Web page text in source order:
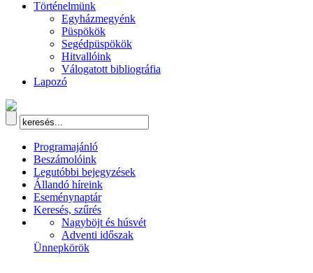
Történelmünk
Egyházmegyénk
Püspökök
Segédpüspökök
Hitvallóink
Válogatott bibliográfia
Lapozó
Programajánló
Beszámolóink
Legutóbbi bejegyzések
Állandó híreink
Eseménynaptár
Keresés, szűrés
Nagyböjt és húsvét
Adventi időszak
Ünnepkörök